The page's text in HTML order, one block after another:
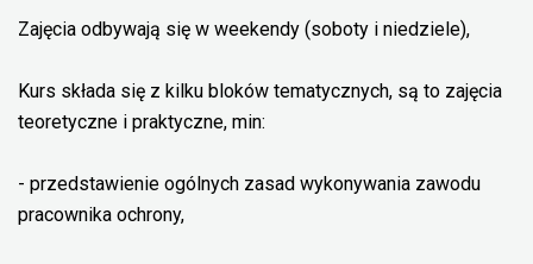
Zajęcia odbywają się w weekendy (soboty i niedziele),
Kurs składa się z kilku bloków tematycznych, są to zajęcia
teoretyczne i praktyczne, min:
- przedstawienie ogólnych zasad wykonywania zawodu
pracownika ochrony,